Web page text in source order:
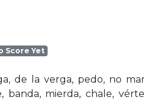
Score Yet
de la verga, pedo, no
mierda, chale,